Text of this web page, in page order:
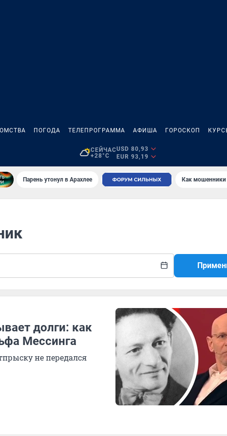
ПОГОДА ТЕЛЕПРОГРАММА АФИША ГОРОСКОП
СЕЙЧАС
+28°C
USD 80,93
EUR 93,19
Парень утонул в Арахлее Как
долги: как
Мессинга
не передался